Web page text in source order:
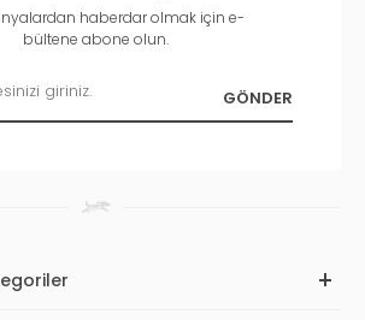
haberdar olmak için e-
bültene abone olun.